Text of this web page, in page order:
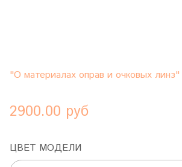
"О материалах оправ и очковых линз"
2900.00 руб
ЦВЕТ МОДЕЛИ